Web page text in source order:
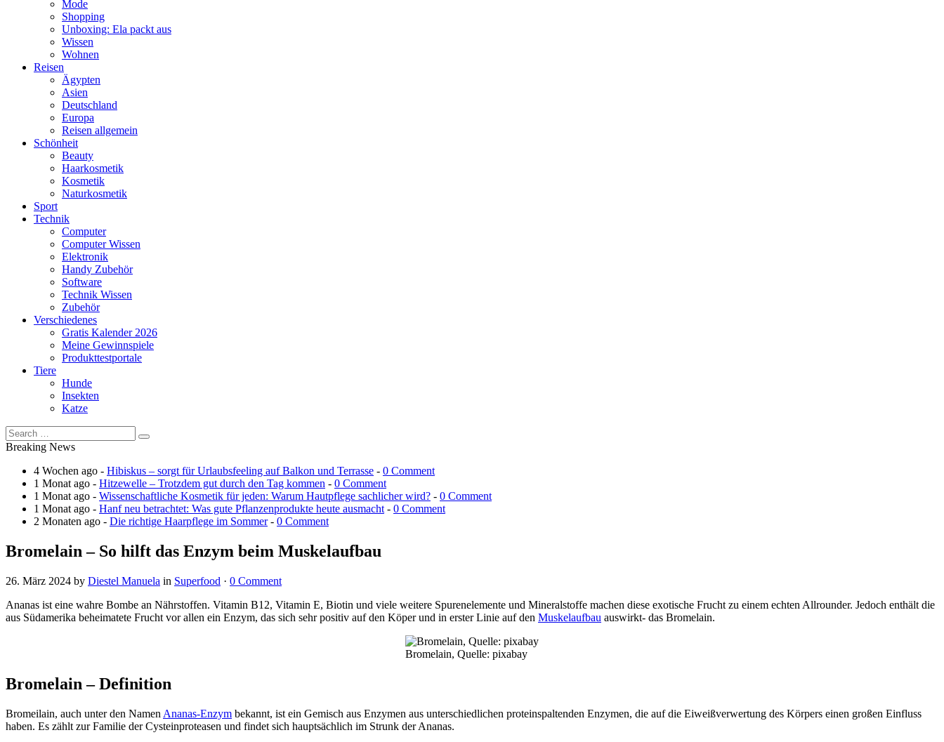
Mode
Shopping
Unboxing: Ela packt aus
Wissen
Wohnen
Reisen
Ägypten
Asien
Deutschland
Europa
Reisen allgemein
Schönheit
Beauty
Haarkosmetik
Kosmetik
Naturkosmetik
Sport
Technik
Computer
Computer Wissen
Elektronik
Handy Zubehör
Software
Technik Wissen
Zubehör
Verschiedenes
Gratis Kalender 2026
Meine Gewinnspiele
Produkttestportale
Tiere
Hunde
Insekten
Katze
Breaking News
4 Wochen ago - Hibiskus – sorgt für Urlaubsfeeling auf Balkon und Terrasse - 0 Comment
1 Monat ago - Hitzewelle – Trotzdem gut durch den Tag kommen - 0 Comment
1 Monat ago - Wissenschaftliche Kosmetik für jeden: Warum Hautpflege sachlicher wird? - 0 Comment
1 Monat ago - Hanf neu betrachtet: Was gute Pflanzenprodukte heute ausmacht - 0 Comment
2 Monaten ago - Die richtige Haarpflege im Sommer- 0 Comment
Bromelain – So hilft das Enzym beim Muskelaufbau
26. März 2024 by Diestel Manuela in Superfood · 0 Comment
Ananas ist eine wahre Bombe an Nährstoffen. Vitamin B12, Vitamin E, Biotin und viele weitere Spurenelemente und Mineralstoffe machen diese exotische Frucht zu einem echten Allrounder. Jedoch enthält die
aus Südamerika beheimatete Frucht vor allen ein Enzym, das sich sehr positiv auf den Köper und in erster Linie auf den Muskelaufbau auswirkt- das Bromelain.
Bromelain, Quelle: pixabay
Bromelain – Definition
Bromeilain, auch unter den Namen Ananas-Enzym bekannt, ist ein Gemisch aus Enzymen aus unterschiedlichen proteinspaltenden Enzymen, die auf die Eiweißverwertung des Körpers einen großen Einfluss
haben. Es zählt zur Familie der Cysteinproteasen und findet sich hauptsächlich im Strunk der Ananas.